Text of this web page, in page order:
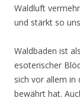
Waldluft
und stärkt so
Waldbaden ist
esoterischer
sich vor allem in
bewährt hat.